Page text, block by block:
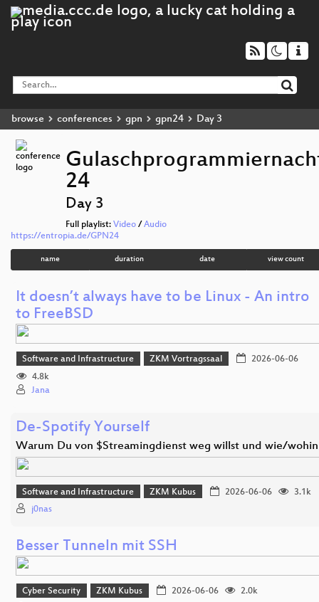
browse conferences gpn gpn24 Day 3
24
Day 3
Full playlist: Video / Audio
https://entropia.de/GPN24
name duration date view count
It doesn’t always have to be Linux - An intro
to FreeBSD
Software and Infrastructure ZKM Vortragssaal
2026-06-06
4.8k
Jana
De-Spotify Yourself
Warum Du von $Streamingdienst weg willst und wie/wohin
Software and Infrastructure ZKM Kubus 2026-06-06
3.1k
j0nas
Besser Tunneln mit SSH
Cyber Security ZKM Kubus 2026-06-06
2.0k